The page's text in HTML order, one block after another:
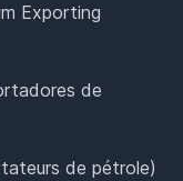
Exporting
de
de pétrole)